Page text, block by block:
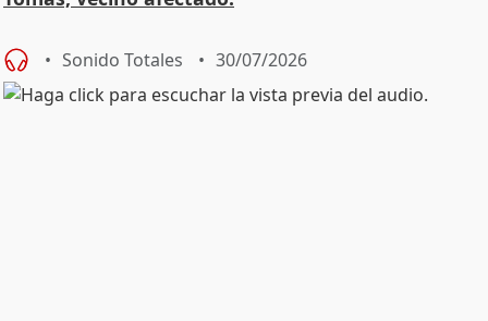
Sonido Totales 30/07/2026